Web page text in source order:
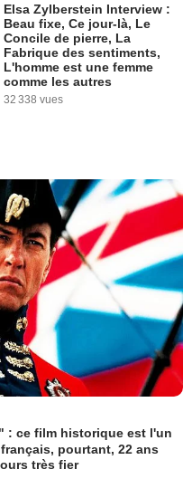
Elsa Zylberstein Interview :
Beau fixe, Ce jour-là, Le
Concile de pierre, La
Fabrique des sentiments,
L'homme est une femme
comme les autres
32 338 vues
: ce film historique est l'un
pourtant, 22 ans
très fier